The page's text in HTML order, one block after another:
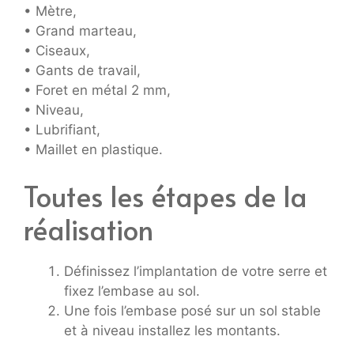
• Mètre,
• Grand marteau,
• Ciseaux,
• Gants de travail,
• Foret en métal 2 mm,
• Niveau,
• Lubrifiant,
• Maillet en plastique.
Toutes les étapes de la
réalisation
Définissez l’implantation de votre serre et
fixez l’embase au sol.
Une fois l’embase posé sur un sol stable
et à niveau installez les montants.